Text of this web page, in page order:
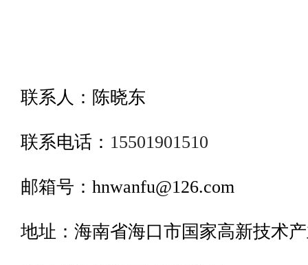
联系人：陈晓东
联系电话： 15501901510
邮箱号：hnwanfu@126.com
地址：海南省海口市国家高新技术